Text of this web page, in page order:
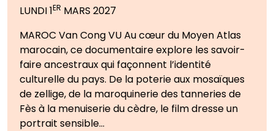
LUNDI 1ER MARS 2027
MAROC Van Cong VU Au cœur du Moyen Atlas
marocain, ce documentaire explore les savoir-
faire ancestraux qui façonnent l’identité
culturelle du pays. De la poterie aux mosaïques
de zellige, de la maroquinerie des tanneries de
Fès à la menuiserie du cèdre, le film dresse un
portrait sensible…